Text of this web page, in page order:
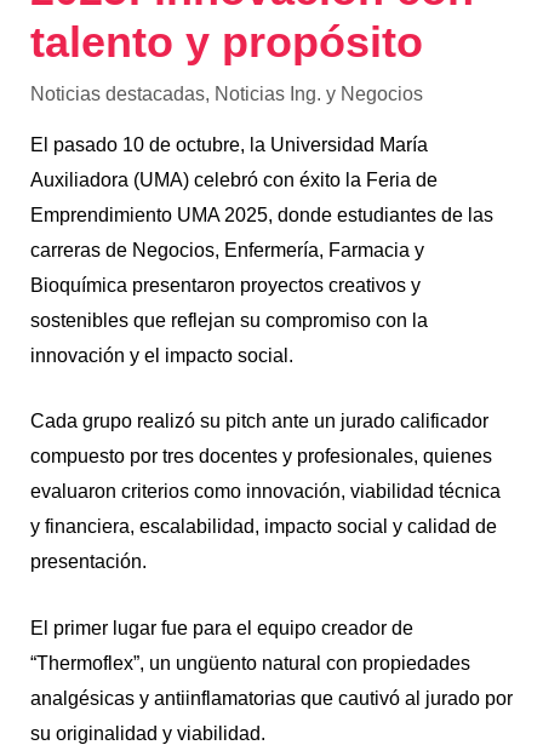
talento y propósito
Noticias destacadas, Noticias Ing. y Negocios
El pasado 10 de octubre, la Universidad María
Auxiliadora (UMA) celebró con éxito la Feria de
Emprendimiento UMA 2025, donde estudiantes de las
carreras de Negocios, Enfermería, Farmacia y
Bioquímica presentaron proyectos creativos y
sostenibles que reflejan su compromiso con la
innovación y el impacto social.
Cada grupo realizó su pitch ante un jurado calificador
compuesto por tres docentes y profesionales, quienes
evaluaron criterios como innovación, viabilidad técnica
y financiera, escalabilidad, impacto social y calidad de
presentación.
El primer lugar fue para el equipo creador de
“Thermoflex”, un ungüento natural con propiedades
analgésicas y antiinflamatorias que cautivó al jurado por
su originalidad y viabilidad.